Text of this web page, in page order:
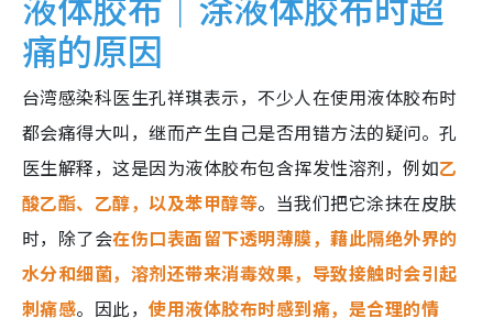
痛的原因
台湾感染科医生孔祥琪表示，不少人在使用液体胶布时
都会痛得大叫，继而产生自己是否用错方法的疑问。孔
医生解释，这是因为液体胶布包含挥发性溶剂，例如乙
酸乙酯、乙醇，以及苯甲醇等。当我们把它涂抹在皮肤
时，除了会在伤口表面留下透明薄膜，藉此隔绝外界的
水分和细菌，溶剂还带来消毒效果，导致接触时会引起
刺痛感。因此，使用液体胶布时感到痛，是合理的情